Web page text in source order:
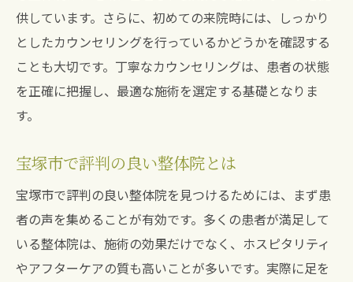
供しています。さらに、初めての来院時には、しっかり
としたカウンセリングを行っているかどうかを確認する
ことも大切です。丁寧なカウンセリングは、患者の状態
を正確に把握し、最適な施術を選定する基礎となりま
す。
宝塚市で評判の良い整体院とは
宝塚市で評判の良い整体院を見つけるためには、まず患
者の声を集めることが有効です。多くの患者が満足して
いる整体院は、施術の効果だけでなく、ホスピタリティ
やアフターケアの質も高いことが多いです。実際に足を